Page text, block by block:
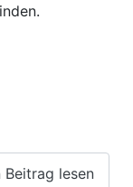
Beitrag lesen